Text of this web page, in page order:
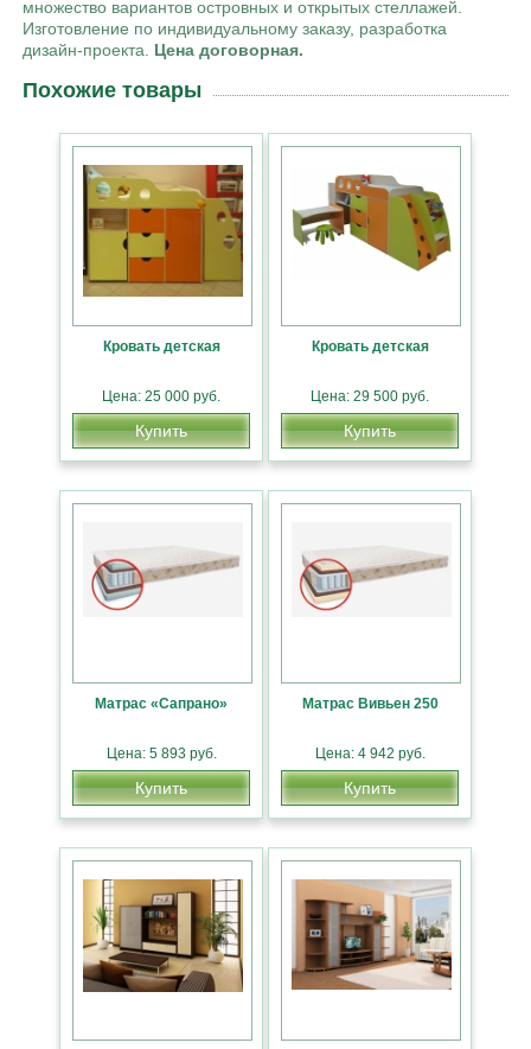
множество вариантов островных и открытых стеллажей.
Изготовление по индивидуальному заказу, разработка
дизайн-проекта. Цена договорная.
Похожие товары
Кровать детская
Цена: 25 000 руб.
Купить
Кровать детская
Цена: 29 500 руб.
Купить
Матрас «Сапрано»
Цена: 5 893 руб.
Купить
Матрас Вивьен 250
Цена: 4 942 руб.
Купить